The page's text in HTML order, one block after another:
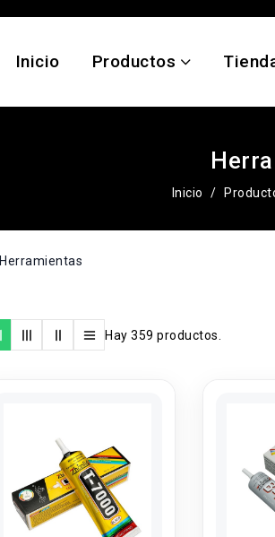
Inicio Productos
Inicio
Herramientas
Hay 359 productos.